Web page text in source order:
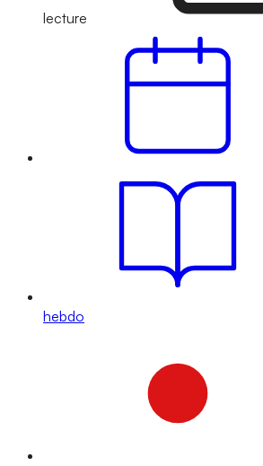
lecture
hebdo